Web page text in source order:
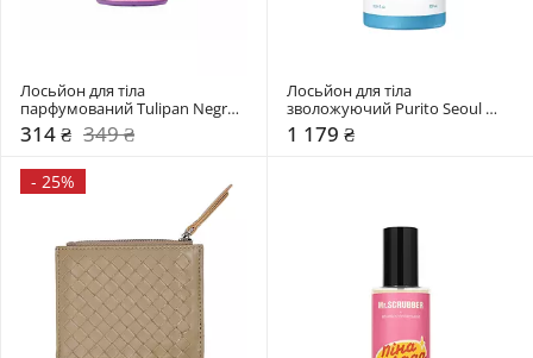
Лосьйон для тіла
парфумований Tulipan Negro
Солодкі Фантазії
314 ₴ 349 ₴
Лосьйон для тіла
зволожуючий Purito Seoul
Ocean Breeze
1 179 ₴
- 25%